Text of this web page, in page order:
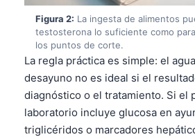
Figura 2: La ingesta de alimentos
testosterona lo suficiente como
los puntos de corte.
La regla práctica es simple: el
desayuno no es ideal si el
diagnóstico o el tratamiento. Si el
laboratorio incluye glucosa en
triglicéridos o marcadores